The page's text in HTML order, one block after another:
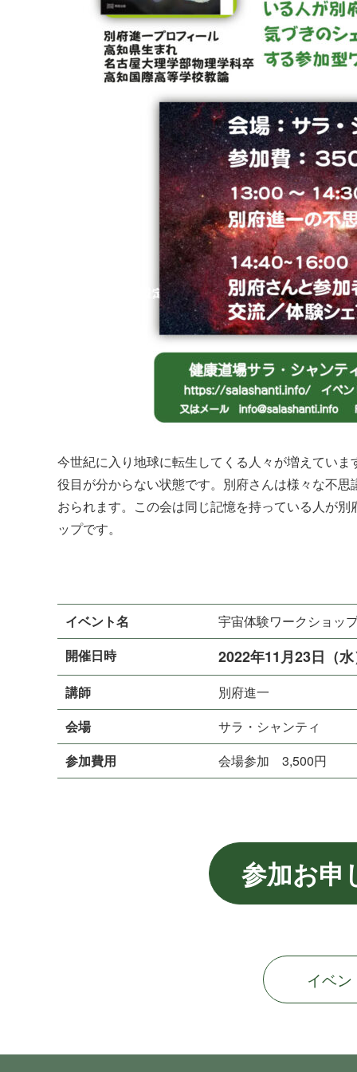
今世紀に入り地球に転生してくる人々が増えてい
役目が分からない状態です。別府さんは様々な不
おられます。この会は同じ記憶を持っている人が
ッ プ で す 。
イベント名
宇宙体験ワークショッ
開催日時
2022年11月23日（
講師
別 府 進 一
会場
サラ・シ ャ ン テ ィ
参加費用
会場参加 3,500円
参加お申
イベ